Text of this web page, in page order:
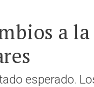
a la
esperado.